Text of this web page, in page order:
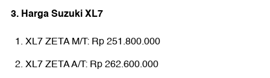
3. Harga Suzuki XL7
XL7 ZETA M/T: Rp 251.800.000
XL7 ZETA A/T: Rp 262.600.000